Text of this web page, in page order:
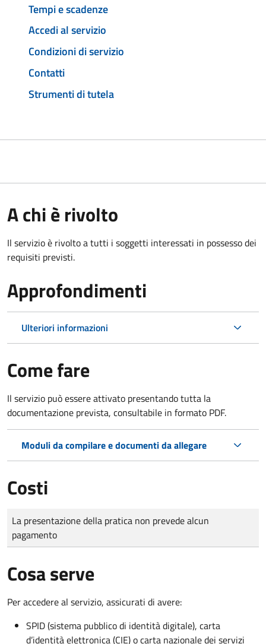
Tempi e scadenze
Accedi al servizio
Condizioni di servizio
Contatti
Strumenti di tutela
A chi è rivolto
Il servizio è rivolto a tutti i soggetti interessati in possesso dei
requisiti previsti.
Approfondimenti
Ulteriori informazioni
Come fare
Il servizio può essere attivato presentando tutta la
documentazione prevista, consultabile in formato PDF.
Moduli da compilare e documenti da allegare
Costi
Tipo di pagamento
Importo
La presentazione della pratica non prevede alcun
pagamento
Cosa serve
Per accedere al servizio, assicurati di avere:
SPID (sistema pubblico di identità digitale), carta
d’identità elettronica (CIE) o carta nazionale dei servizi